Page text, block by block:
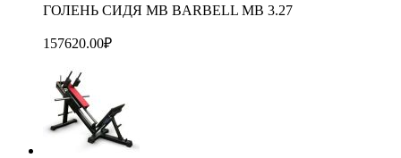
ГОЛЕНЬ СИДЯ MB BARBELL MB 3.27
157620.00₽